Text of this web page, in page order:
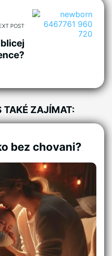
POST
TAKÉ ZAJÍMAT:
bez chovani?